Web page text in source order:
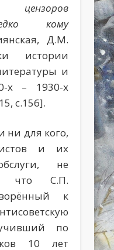
кому
Д.М.
истории
и
х – 1930-х
с.156].
ни для кого,
и их
не
что С.П.
к
по
10 лет